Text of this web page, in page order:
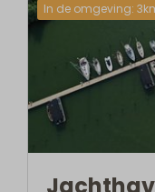
In de omgeving: